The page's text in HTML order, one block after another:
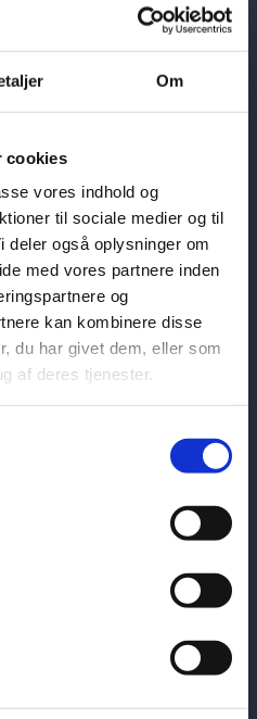
Om
cookies
vores indhold og
til sociale medier og til
også oplysninger om
med vores partnere inden
og
kan kombinere disse
du har givet dem, eller som
af deres tjenester.
for UNSC
for open
settlement of
for Open